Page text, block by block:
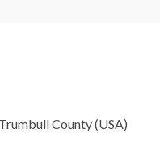
County (USA)